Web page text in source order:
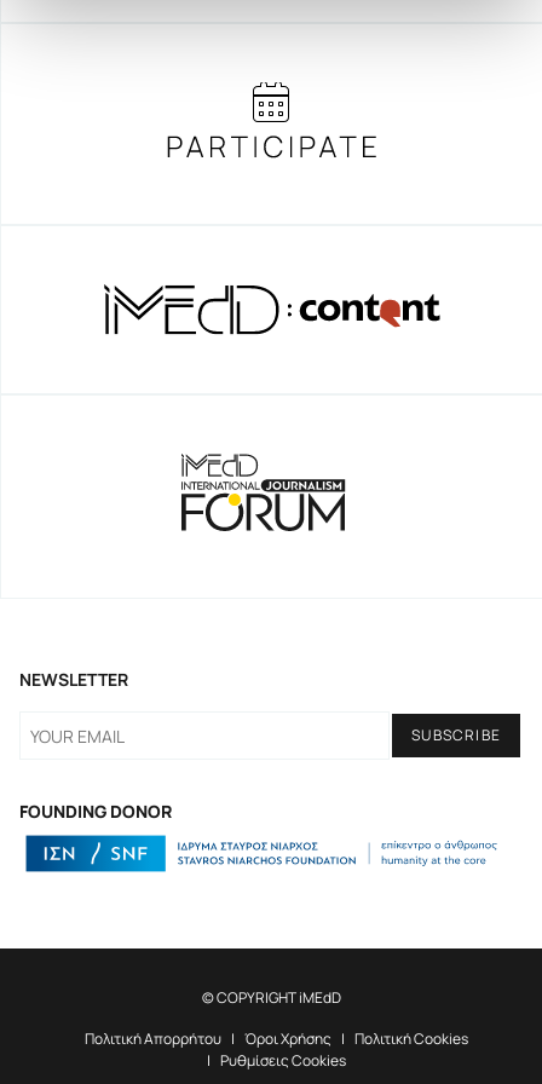
FOUNDING DONOR
NEWSLETTER
© COPYRIGHT iMEdD
Πολιτική Απορρήτου
Όροι Χρήσης
Πολιτική Cookies
Ρυθμίσεις Cookies